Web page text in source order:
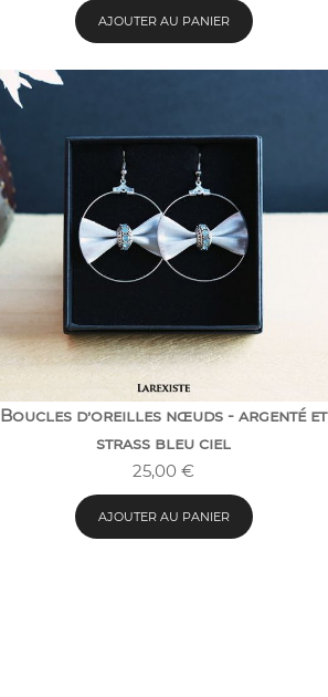
AJOUTER AU PANIER
Boucles d’oreilles nœuds - argenté et
strass bleu ciel
25,00 €
AJOUTER AU PANIER